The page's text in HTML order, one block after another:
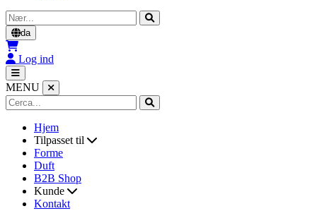
Cerca
da
Log ind
MENU
Hjem
Tilpasset til
Forme
Duft
B2B Shop
Kunde
Kontakt